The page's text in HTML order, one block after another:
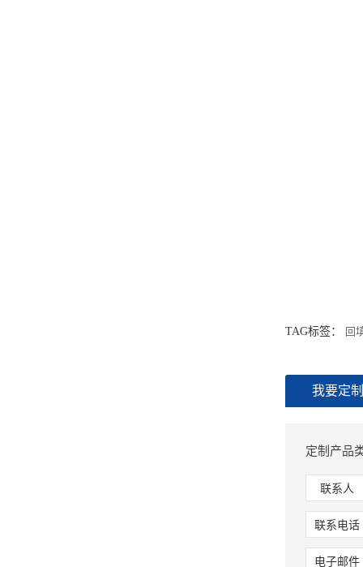
TAG标签： 回
我要定制
定制产品
联系人
联系电话
电子邮件